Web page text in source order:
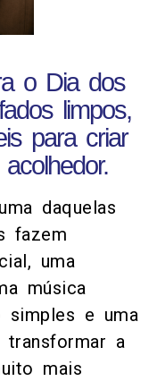
o Dia dos
limpos,
para criar
daquelas
fazem
uma
música
simples e uma
transformar a
mais